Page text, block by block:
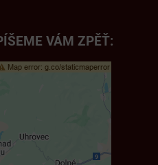
VÁM ZPĚŤ: